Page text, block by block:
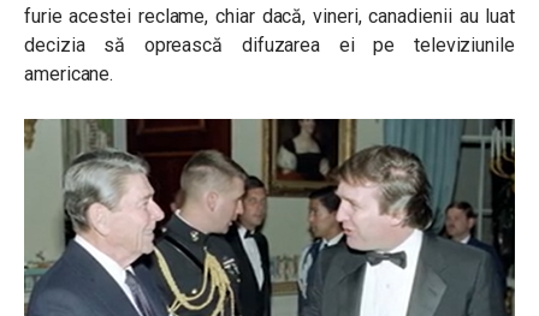
furie acestei reclame, chiar dacă, vineri, canadienii au luat
decizia să oprească difuzarea ei pe televiziunile
americane.